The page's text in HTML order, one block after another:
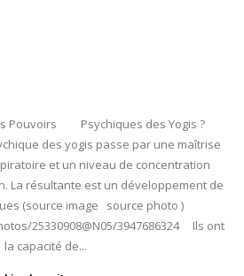
Pouvoirs Psychiques des Yogis ?
des yogis passe par une maîtrise
et un niveau de concentration
La résultante est un développement de
(source image source photo )
25330908@N05/3947686324 Ils ont
la capacité de...